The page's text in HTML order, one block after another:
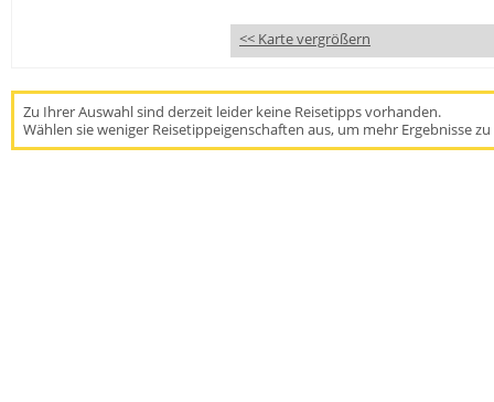
<< Karte vergrößern
Zu Ihrer Auswahl sind derzeit leider keine Reisetipps vorhanden.
Wählen sie weniger Reisetippeigenschaften aus, um mehr Ergebnisse